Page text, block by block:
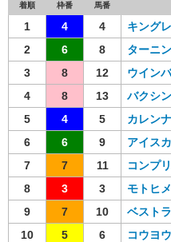
着順 枠番 馬番
1 4 4 キング
2
6 8 ターニ
3
8 12 ウイン
4
8 13 バクシ
5
4 5 カレン
6
6 9 アイス
7
7 11 コンプ
8
3 3 モトヒメ
9
7 10 ベスト
10
5 6 コウヨ